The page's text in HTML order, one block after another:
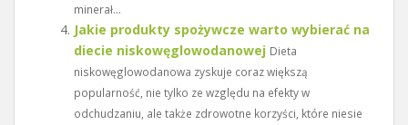
minerał...
Jakie produkty spożywcze warto wybierać na
diecie niskowęglowodanowej Dieta
niskowęglowodanowa zyskuje coraz większą
popularność, nie tylko ze względu na efekty w
odchudzaniu, ale także zdrowotne korzyści, które niesie